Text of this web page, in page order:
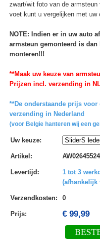
zwart/wit foto van de
voet kunt u vergelijken met uw
NOTE: Indien er in uw auto
armsteun gemonteerd is
monteren!!!
**Maak uw keuze van
Prijzen incl. verzending in
**De onderstaande prijs
verzending in Nederland
(voor Belgie hanteren wij een
Uw keuze:
Artikel : AW02645524
Levertijd :
1 tot 3
(afhankelijk
Verzendkosten: 0
Prijs: € 99,99